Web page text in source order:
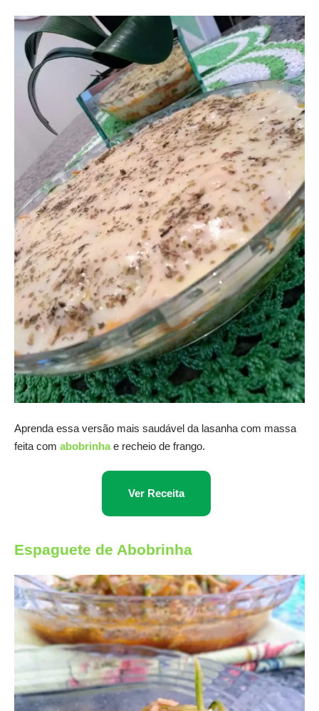
Aprenda essa versão mais saudável da lasanha com massa
feita com abobrinhae recheio de frango.
Ver Receita
Espaguete de Abobrinha